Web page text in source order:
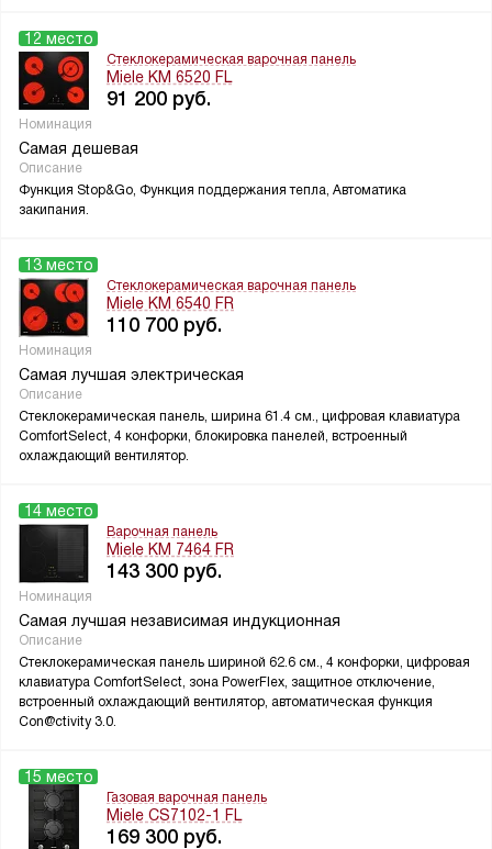
12 место
Стеклокерамическая варочная панель
Miele KM 6520 FL
91 200 руб.
Номинация
Самая дешевая
Описание
Функция Stop&Go, Функция поддержания тепла, Автоматика
закипания.
13 место
Стеклокерамическая варочная панель
Miele KM 6540 FR
110 700 руб.
Номинация
Самая лучшая электрическая
Описание
Стеклокерамическая панель, ширина 61.4 см., цифровая клавиатура
ComfortSelect, 4 конфорки, блокировка панелей, встроенный
охлаждающий вентилятор.
14 место
Варочная панель
Miele KM 7464 FR
143 300 руб.
Номинация
Самая лучшая независимая индукционная
Описание
Стеклокерамическая панель шириной 62.6 см., 4 конфорки, цифровая
клавиатура ComfortSelect, зона PowerFlex, защитное отключение,
встроенный охлаждающий вентилятор, автоматическая функция
Con@ctivity 3.0.
15 место
Газовая варочная панель
Miele CS7102-1 FL
169 300 руб.